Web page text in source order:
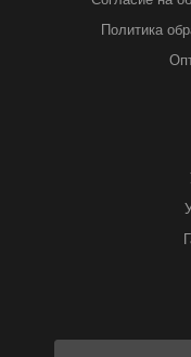
Политика